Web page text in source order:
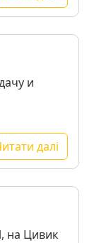
и
далі
на Цивик